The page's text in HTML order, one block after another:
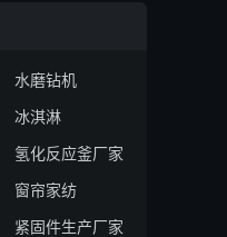
水磨钻机
冰淇淋
氢化反应釜厂家
窗帘家纺
紧固件生产厂家